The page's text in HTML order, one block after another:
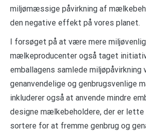
miljømæssige påvirkning af
den negative effekt på vores planet.
I forsøget på at være mere
mælkeproducenter også taget
emballagens samlede miljøpåvirkning
genanvendelige og genbrugsvenlige
inkluderer også at anvende mindre
designe mælkebeholdere, der er
sortere for at fremme genbrug og